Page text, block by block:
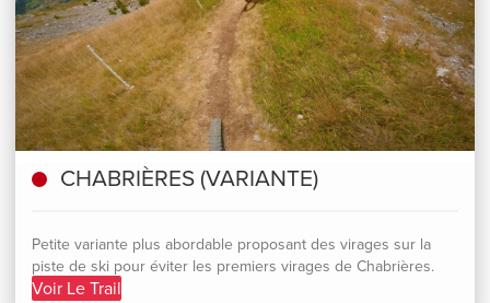
CHABRIÈRES (VARIANTE)
Petite variante plus abordable proposant des virages sur la
piste de ski pour éviter les premiers virages de Chabrières.
Voir Le Trail